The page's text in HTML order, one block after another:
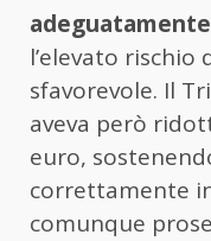
l’elevato rischio
sfavorevole. Il
aveva però
euro,
correttamente
comunque